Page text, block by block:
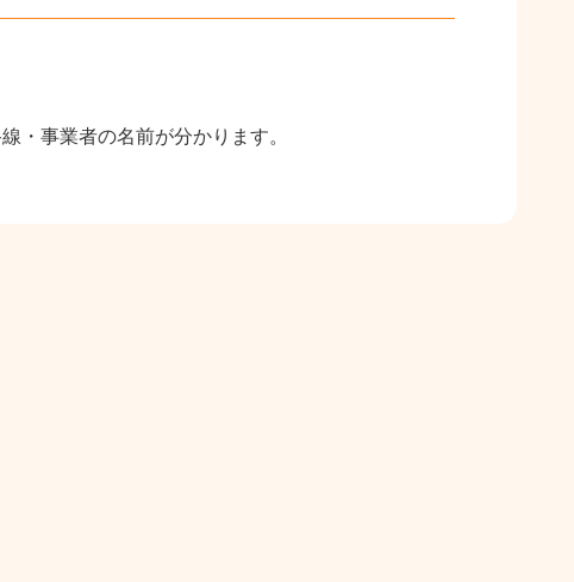
・事業者の名前が分かります。